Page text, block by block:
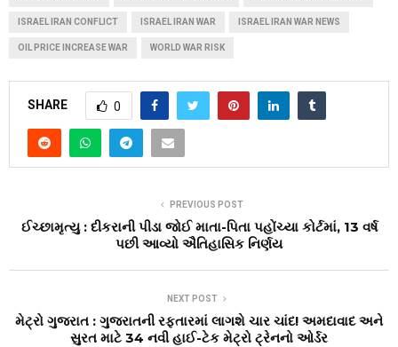
ISRAEL IRAN CONFLICT ISRAEL IRAN WAR ISRAEL IRAN WAR NEWS
OIL PRICE INCREASE WAR WORLD WAR RISK
SHARE 0
PREVIOUS POST
ઈચ્છામૃત્યુ : દીકરાની પીડા જોઈ માતા-પિતા પહોંચ્યા કોર્ટમાં, 13 વર્ષ
પછી આવ્યો ઐતિહાસિક નિર્ણય
NEXT POST
મેટ્રો ગુજરાત : ગુજરાતની રફ્તારમાં લાગશે ચાર ચાંદ! અમદાવાદ અને
સુરત માટે 34 નવી હાઈ-ટેક મેટ્રો ટ્રેનનો ઓર્ડર